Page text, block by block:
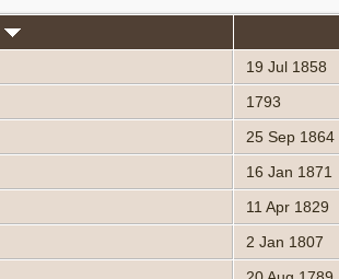
19 Jul 1858
1793
25 Sep 1864
16 Jan 1871
11 Apr 1829
2 Jan 1807